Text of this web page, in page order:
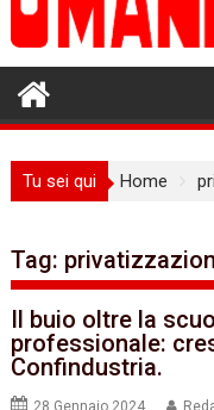
Tu sei qui Home
Tag:
Il buio oltre la
professionale:
Confindustria.
28 Gennaio 2024